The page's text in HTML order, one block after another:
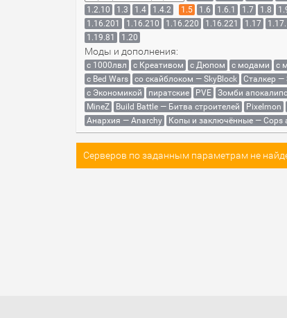
1.2.10
1.3 1.4 1.4.2 1.5 1.6 1.6.1 1.7 1.8
1.16.201
1.16.210 1.16.220 1.16.221 1.17
1.19.81
1.20
Моды и дополнения:
с 1000лвл c Креативом с Дюпом с модами с
с Bed Wars
со скайблоком — SkyBlock Сталкер —
с Экономикой
пиратские PVE Зомби
MineZ
Build Battle — Битва строителей Pixelmon
Анархия — Anarchy
Копы и заключённые — Cops
Серверов по заданным параметрам не